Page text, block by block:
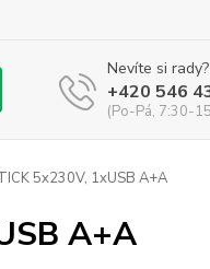
Nevíte si
+420 546
(Po-Pá, 7:30-
5x230V, 1xUSB A+A
A+A